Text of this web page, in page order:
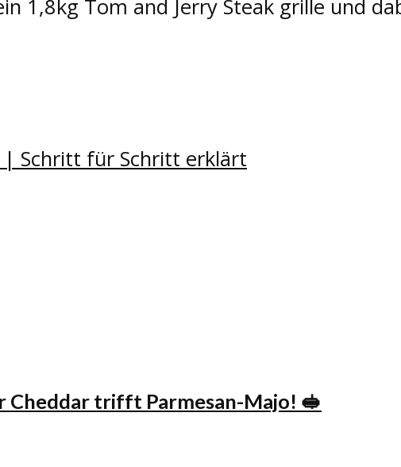
1,8kg Tom and Jerry Steak grille und
| Schritt für Schritt erklärt
Cheddar trifft Parmesan-Majo! 🥪